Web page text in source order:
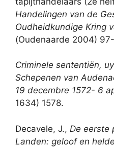
Handelingen van de
Oudheidkundige Kring
(Oudenaarde 2004)
Criminele sententiën,
Schepenen van
19 decembre 1572- 6
1634) 1578.
Decavele, J., De eerste
Landen: geloof en